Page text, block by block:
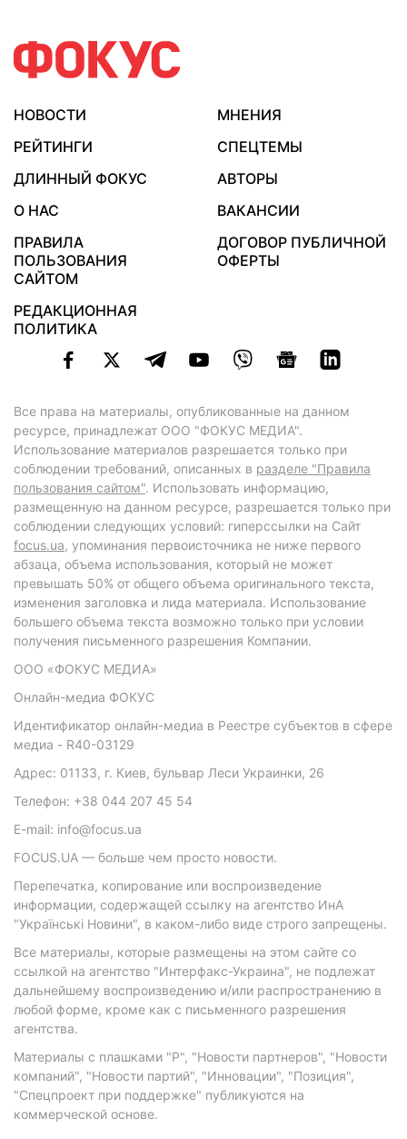
НОВОСТИ
МНЕНИЯ
РЕЙТИНГИ
СПЕЦТЕМЫ
ДЛИННЫЙ ФОКУС
АВТОРЫ
О НАС
ВАКАНСИИ
ПРАВИЛА
ПОЛЬЗОВАНИЯ
САЙТОМ
ДОГОВОР ПУБЛИЧНОЙ
ОФЕРТЫ
РЕДАКЦИОННАЯ
ПОЛИТИКА
Все права на материалы, опубликованные на данном
ресурсе, принадлежат ООО "ФОКУС МЕДИА".
Использование материалов разрешается только при
соблюдении требований, описанных в разделе "Правила
пользования сайтом". Использовать информацию,
размещенную на данном ресурсе, разрешается только при
соблюдении следующих условий: гиперссылки на Сайт
focus.ua, упоминания первоисточника не ниже первого
абзаца, объема использования, который не может
превышать 50% от общего объема оригинального текста,
изменения заголовка и лида материала. Использование
большего объема текста возможно только при условии
получения письменного разрешения Компании.
ООО «ФОКУС МЕДИА»
Онлайн-медиа ФОКУС
Идентификатор онлайн-медиа в Реестре субъектов в сфере
медиа - R40-03129
Адрес: 01133, г. Киев, бульвар Леси Украинки, 26
Телефон: +38 044 207 45 54
E-mail: info@focus.ua
FOCUS.UA — больше чем просто новости.
Перепечатка, копирование или воспроизведение
информации, содержащей ссылку на агентство ИнА
"Українські Новини", в каком-либо виде строго запрещены.
Все материалы, которые размещены на этом сайте со
ссылкой на агентство "Интерфакс-Украина", не подлежат
дальнейшему воспроизведению и/или распространению в
любой форме, кроме как с письменного разрешения
агентства.
Материалы с плашками "Р", "Новости партнеров", "Новости
компаний", "Новости партий", "Инновации", "Позиция",
"Спецпроект при поддержке" публикуются на
коммерческой основе.